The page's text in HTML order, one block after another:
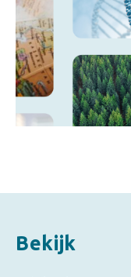
Bekijk